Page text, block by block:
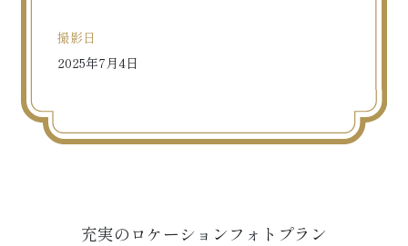
撮影日
2025年7月4日
充実のロケーションフォトプラン